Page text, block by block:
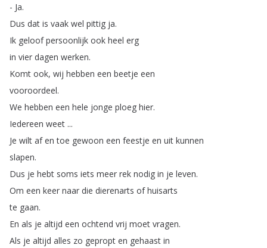
- Ja.
Dus dat is vaak wel pittig ja.
Ik geloof persoonlijk ook heel erg
in vier dagen werken.
Komt ook, wij hebben een beetje een
vooroordeel.
We hebben een hele jonge ploeg hier.
Iedereen weet ...
Je wilt af en toe gewoon een feestje en uit kunnen
slapen.
Dus je hebt soms iets meer rek nodig in je leven.
Om een keer naar die dierenarts of huisarts
te gaan.
En als je altijd een ochtend vrij moet vragen.
Als je altijd alles zo gepropt en gehaast in